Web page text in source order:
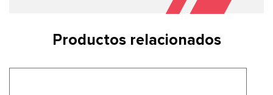
Productos relacionados